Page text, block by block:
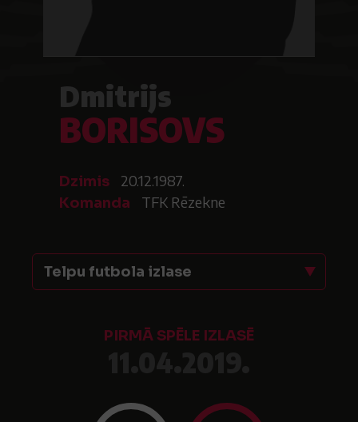
Dmitrijs
BORISOVS
Dzimis 20.12.1987.
Komanda TFK Rēzekne
Telpu futbola izlase
PIRMĀ SPĒLE IZLASĒ